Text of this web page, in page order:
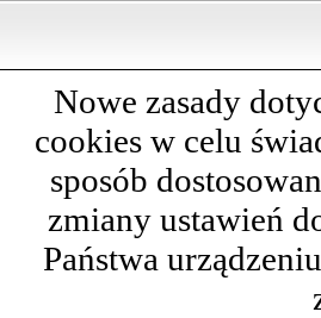
Nowe zasady
cookies w celu
sposób
zmiany ustawień
Państwa